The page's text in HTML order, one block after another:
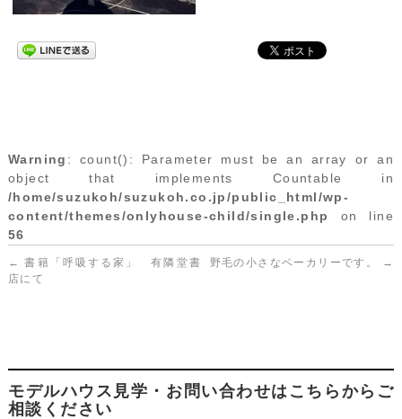
Warning : count(): Parameter must be an array or an
object that implements Countable in
/home/suzukoh/suzukoh.co.jp/public_html/wp-
content/themes/onlyhouse-child/single.php
on line
56
← 書籍「呼吸する家」 有隣堂書
店にて
野毛の小さなベーカリーです。 →
モデルハウス見学・お問い合わせはこちらからご
相談ください